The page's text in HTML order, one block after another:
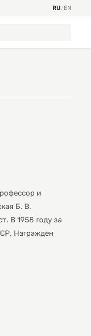
RU/EN
и
Б. В.
В 1958 году за
Награжден